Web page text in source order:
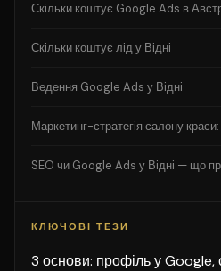
Скільки коштує Google Ads в
Скільки коштує лід у Відні
Ведення Google Ads у Відні
Маркетинг-стратегія салону
SEO чи Google Ads у Відні — що
КЛЮЧОВІ ТЕЗИ
3 основи: профіль у Google,